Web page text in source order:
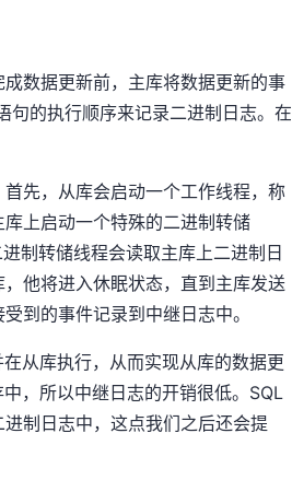
数据更新前，主库将数据更新的事
句的执行顺序来记录二进制日志。在
先，从库会启动一个工作线程，称
上启动一个特殊的二进制转储
制转储线程会读取主库上二进制日
他将进入休眠状态，直到主库发送
到的事件记录到中继日志中。
从库执行，从而实现从库的数据更
，所以中继日志的开销很低。SQL
制日志中，这点我们之后还会提